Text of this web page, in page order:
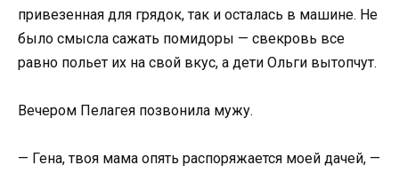
привезенная для грядок, так и осталась в машине. Не
было смысла сажать помидоры — свекровь все
равно польет их на свой вкус, а дети Ольги вытопчут.
Вечером Пелагея позвонила мужу.
— Гена, твоя мама опять распоряжается моей дачей, —